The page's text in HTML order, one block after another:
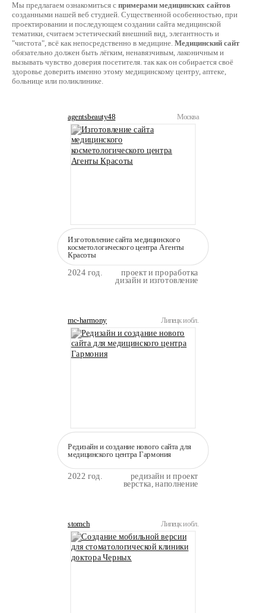
Мы предлагаем ознакомиться с примерами медицинских сайтов
созданными нашей веб студией. Существенной особенностью, при
проектировании и последующем создании сайта медицинской
тематики, считаем эстетический внешний вид, элегантность и
"чистота", всё как непосредственно в медицине. Медицинский сайт
обязательно должен быть лёгким, ненавязчивым, лаконичным и
вызывать чувство доверия посетителя. так как он собирается своё
здоровье доверить именно этому медицинскому центру, аптеке,
больнице или поликлинике.
agentsbeauty48 Москва
Изготовление сайта медицинского
косметологического центра Агенты
Красоты
2024 год. проект и проработка
дизайн и изготовление
mc-harmony Липецк и обл.
Редизайн и создание нового сайта для
медицинского центра Гармония
2022 год. редизайн и проект
верстка, наполнение
stomch Липецк и обл.